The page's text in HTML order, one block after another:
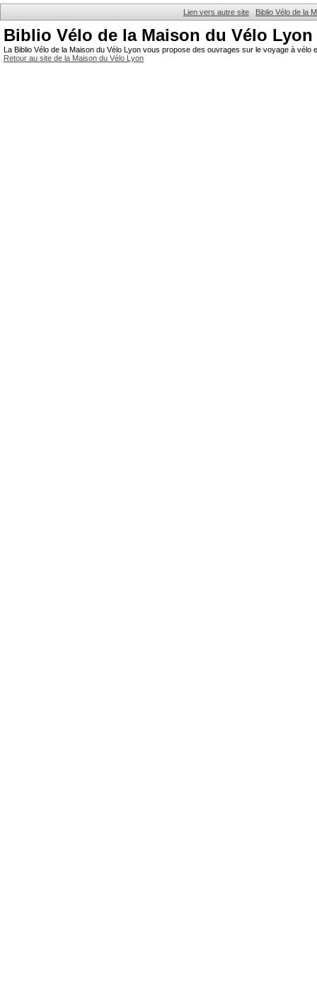
Lien vers autre site Biblio Vélo de la
Biblio Vélo de la Maison du Vélo Lyon
La Biblio Vélo de la Maison du Vélo Lyon vous propose des ouvrages sur le voyage à
Retour au site de la Maison du Vélo Lyon